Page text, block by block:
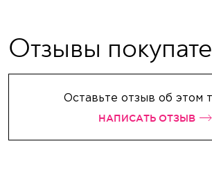
Отзывы
Оставьте отзыв об этом
НАПИСАТЬ ОТЗЫВ